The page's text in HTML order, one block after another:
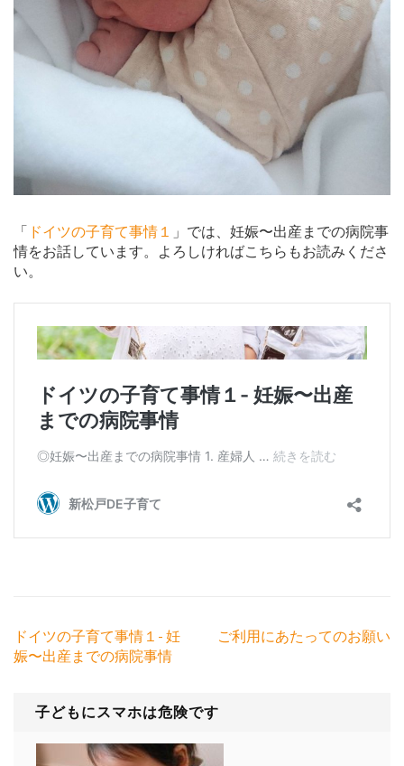
「 ドイツの子育て事情１ 」では、妊娠〜出産までの病院事
情をお話しています。よろしければこちらもお読みくださ
い。
投
稿
ゲ
ドイツの子育て事情１- 妊
娠〜出産までの病院事情
ご利用にあたってのお願い
子どもにスマホは危険です